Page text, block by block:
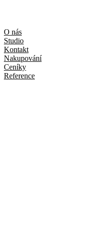
O nás
Studio
Kontakt
Nakupování
Ceníky
Reference